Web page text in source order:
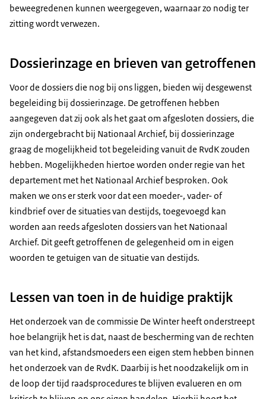
beweegredenen kunnen weergegeven, waarnaar zo nodig ter
zitting wordt verwezen.
Dossierinzage en brieven van getroffenen
Voor de dossiers die nog bij ons liggen, bieden wij desgewenst
begeleiding bij dossierinzage. De getroffenen hebben
aangegeven dat zij ook als het gaat om afgesloten dossiers, die
zijn ondergebracht bij Nationaal Archief, bij dossierinzage
graag de mogelijkheid tot begeleiding vanuit de RvdK zouden
hebben. Mogelijkheden hiertoe worden onder regie van het
departement met het Nationaal Archief besproken. Ook
maken we ons er sterk voor dat een moeder-, vader- of
kindbrief over de situaties van destijds, toegevoegd kan
worden aan reeds afgesloten dossiers van het Nationaal
Archief. Dit geeft getroffenen de gelegenheid om in eigen
woorden te getuigen van de situatie van destijds.
Lessen van toen in de huidige praktijk
Het onderzoek van de commissie De Winter heeft onderstreept
hoe belangrijk het is dat, naast de bescherming van de rechten
van het kind, afstandsmoeders een eigen stem hebben binnen
het onderzoek van de RvdK. Daarbij is het noodzakelijk om in
de loop der tijd raadsprocedures te blijven evalueren en om